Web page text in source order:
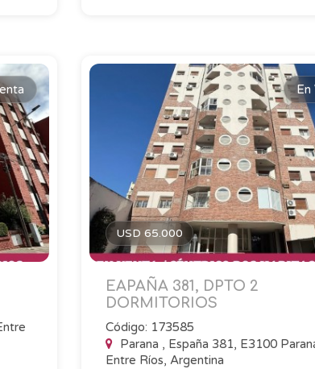
USD 65.000
EAPAÑA 381, DPTO 2
DORMITORIOS
Código: 173585
Parana , España 381, E3100
Entre Ríos, Argentina